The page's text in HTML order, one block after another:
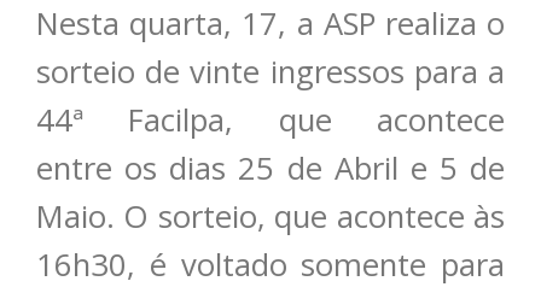
Nesta quarta, 17, a ASP realiza o
sorteio de vinte ingressos para a
44ª Facilpa, que acontece
entre os dias 25 de Abril e 5 de
Maio. O sorteio, que acontece às
16h30, é voltado somente para